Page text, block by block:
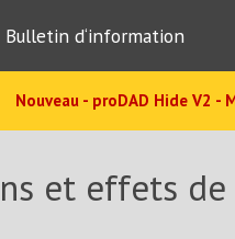
Bulletin d‘information
Nouveau - proDAD Hide V2
et effets